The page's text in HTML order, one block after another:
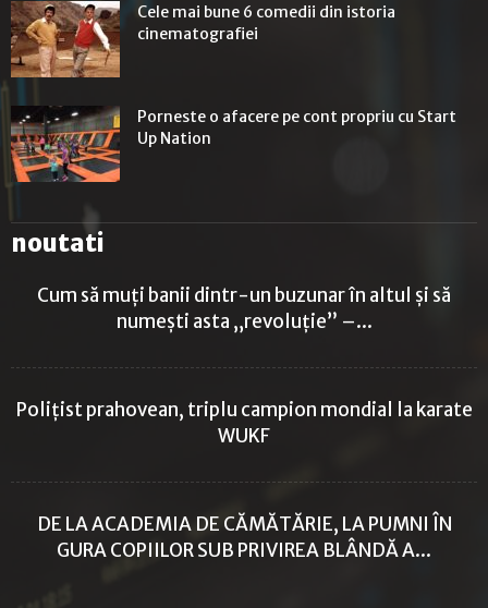
Cele mai bune 6 comedii din istoria
cinematografiei
Porneste o afacere pe cont propriu cu Start
Up Nation
noutati
Cum să muți banii dintr-un buzunar în altul și să
numești asta „revoluție” –...
Polițist prahovean, triplu campion mondial la karate
WUKF
DE LA ACADEMIA DE CĂMĂTĂRIE, LA PUMNI ÎN
GURA COPIILOR SUB PRIVIREA BLÂNDĂ A...